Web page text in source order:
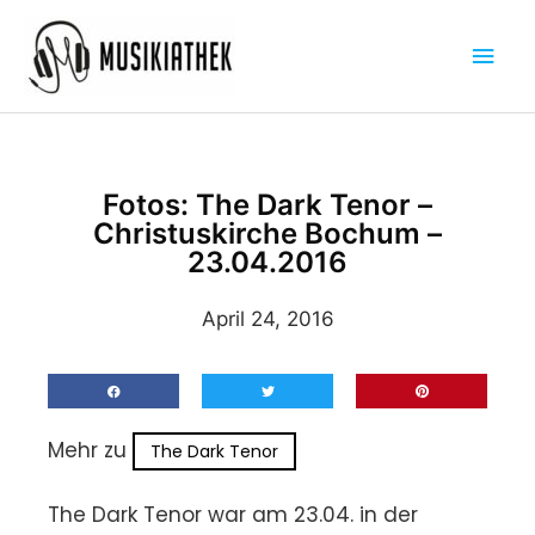
Inhalt
springen
Fotos: The Dark Tenor –
Christuskirche Bochum –
23.04.2016
April 24, 2016
Mehr zu The Dark Tenor
The Dark Tenor war am 23.04. in der